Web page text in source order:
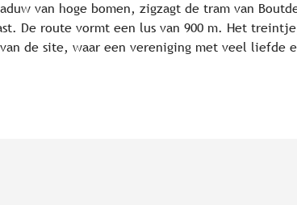
van hoge bomen, zigzagt de tram van
De route vormt een lus van 900 m. Het
de site, waar een vereniging met veel liefde